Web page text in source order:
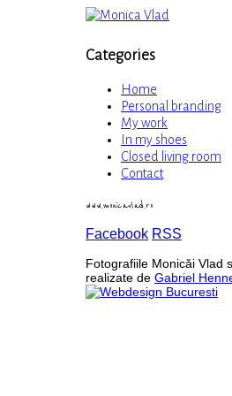
Categories
Home
Personal branding
My work
In my shoes
Closed living room
Contact
www.monicavlad.ro
Facebook RSS
Fotografiile Monicăi Vlad
realizate de Gabriel